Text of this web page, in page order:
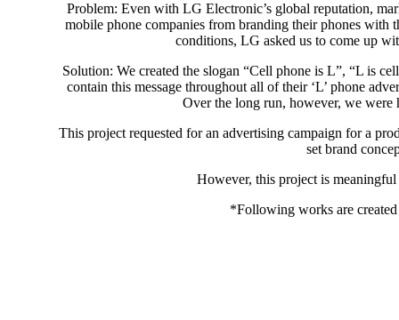
Problem: Even with LG Electronic’s global reputation,
mobile phone companies from branding their phones
conditions, LG asked us to come up
Solution: We created the slogan “Cell phone is L”, “L is
contain this message throughout all of their ‘L’ phone
Over the long run, however, we were
This project requested for an advertising campaign for a
set brand
However, this project is
*Following works are